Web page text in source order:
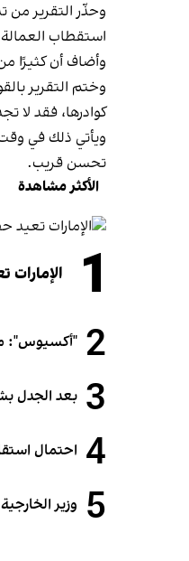
وحذّر التقرير من
استقطاب
وأضاف أن كثيرًا
وختم التقرير
كوادرها، فقد لا
ويأتي ذلك في
تحسن قريب.
الأكثر مشاهدة
1 الإمارات
2 "أكسيوس":
3 بعد الجدل
4 احتمال
5 وزير